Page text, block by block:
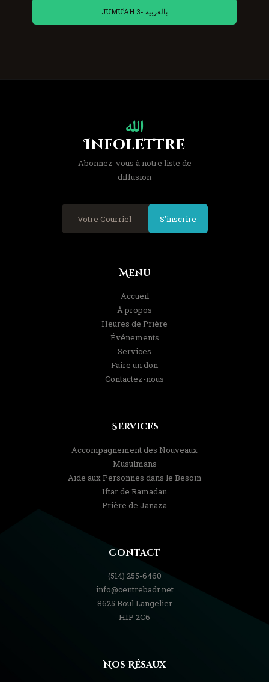
JUMU’AH 3- بالعربية
Infolettre
Abonnez-vous à notre liste de
diffusion
S'inscrire
Menu
Accueil
À propos
Heures de Prière
Événements
Services
Faire un don
Contactez-nous
Services
Accompagnement des Nouveaux
Musulmans
Aide aux Personnes dans le Besoin
Iftar de Ramadan
Prière de Janaza
Contact
(514) 255-6460
info@centrebadr.net
8625 Boul Langelier
H1P 2C6
Nos Résaux